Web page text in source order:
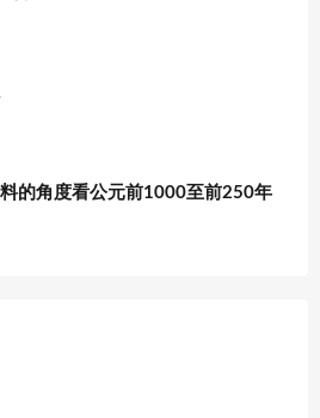
料的角度看公元前1000至前250年